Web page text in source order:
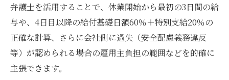
弁護士を活用することで、休業開始から最初の3日間の給
与や、4日目以降の給付基礎日額60％＋特別支給20％の
正確な計算、さらに会社側に過失（安全配慮義務違反
等）が認められる場合の雇用主負担の範囲などを的確に
主張できます。